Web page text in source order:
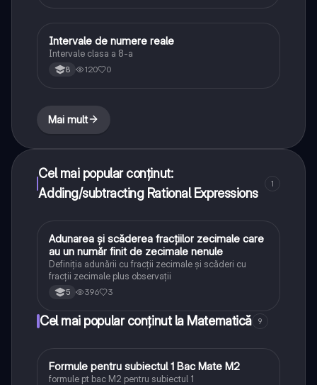
Matematică
Intervale de numere reale
Intervale clasa a 8-a
8 120 0
Mai mult
Cel mai popular conținut:
Adding/subtracting Rational Expressions
1
Matematică
Adunarea și scăderea fracțiilor zecimale care
au un număr finit de zecimale nenule
Definiția adunării cu fracții zecimale și scăderi cu
fracții zecimale plus observații
5 396 3
Cel mai popular conținut la Matematică 9
Matematică
Formule pentru subiectul 1 Bac Mate M2
formule pt bac M2 pentru subiectul 1